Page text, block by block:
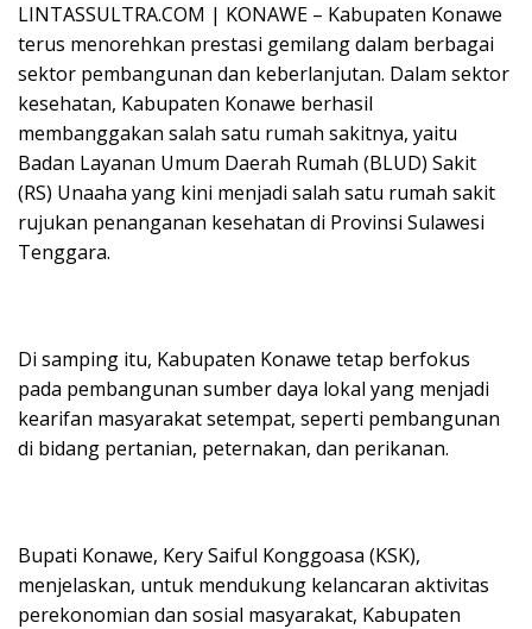
LINTASSULTRA.COM | KONAWE – Kabupaten Konawe
terus menorehkan prestasi gemilang dalam berbagai
sektor pembangunan dan keberlanjutan. Dalam sektor
kesehatan, Kabupaten Konawe berhasil
membanggakan salah satu rumah sakitnya, yaitu
Badan Layanan Umum Daerah Rumah (BLUD) Sakit
(RS) Unaaha yang kini menjadi salah satu rumah sakit
rujukan penanganan kesehatan di Provinsi Sulawesi
Tenggara.
Di samping itu, Kabupaten Konawe tetap berfokus
pada pembangunan sumber daya lokal yang menjadi
kearifan masyarakat setempat, seperti pembangunan
di bidang pertanian, peternakan, dan perikanan.
Bupati Konawe, Kery Saiful Konggoasa (KSK),
menjelaskan, untuk mendukung kelancaran aktivitas
perekonomian dan sosial masyarakat, Kabupaten